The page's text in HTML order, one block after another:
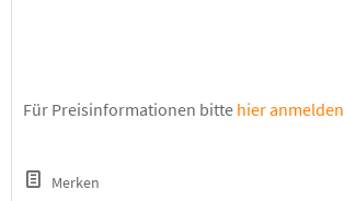
Für Preisinformationen bitte hier anmelden
Merken